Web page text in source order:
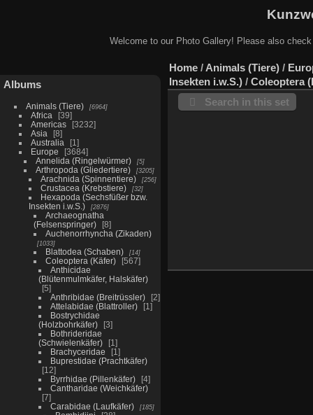
Welcome to our Photo Gallery! Please also
Albums
Animals (Tiere) 6964
Africa
39
Americas
3232
Asia
8
Australia
1
Europe
3684
Annelida (Ringelwürmer)
5
Arthropoda (Gliedertiere) 3205
Arachnida (Spinnentiere) 256
Crustacea (Krebstiere) 32
Hexapoda (Sechsfüßer bzw.
Insekten i.w.S.)
2876
Archaeognatha
(Felsenspringer)
8
Auchenorrhyncha (Zikaden)
1033
Blattodea (Schaben) 14
Coleoptera (Käfer)
567
Anthicidae
(Blütenmulmkäfer, Halskäfer)
5
Anthribidae (Breitrüssler)
2
Attelabidae (Blattroller)
1
Bostrychidae
(Holzbohrkäfer)
3
Bothrideridae
(Schwielenkäfer)
1
Brachyceridae
1
Buprestidae (Prachtkäfer)
12
Byrrhidae (Pillenkäfer)
4
Cantharidae (Weichkäfer)
7
Carabidae (Laufkäfer)
185
Home / Animals (Tiere) /
Insekten i.w.S.) / Coleoptera
Search in this set